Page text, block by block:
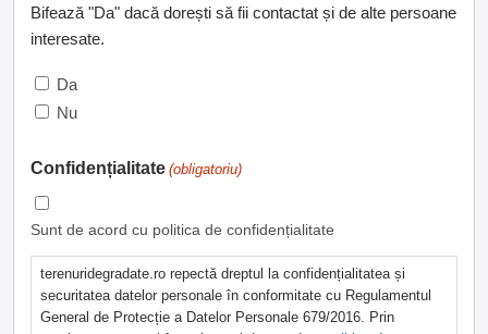
Bifează "Da" dacă dorești să fii contactat și de alte persoane
interesate.
Da
Nu
Confidențialitate (obligatoriu)
Sunt de acord cu politica de confidențialitate
terenuridegradate.ro repectă dreptul la confidențialitatea și
securitatea datelor personale în conformitate cu Regulamentul
General de Protecție a Datelor Personale 679/2016. Prin